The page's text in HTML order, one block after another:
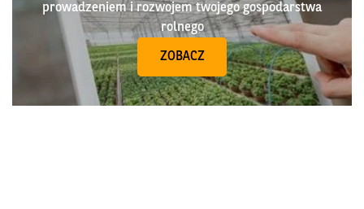
prowadzeniem i rozwojem twojego gospodarstwa
rolnego
ZOBACZ